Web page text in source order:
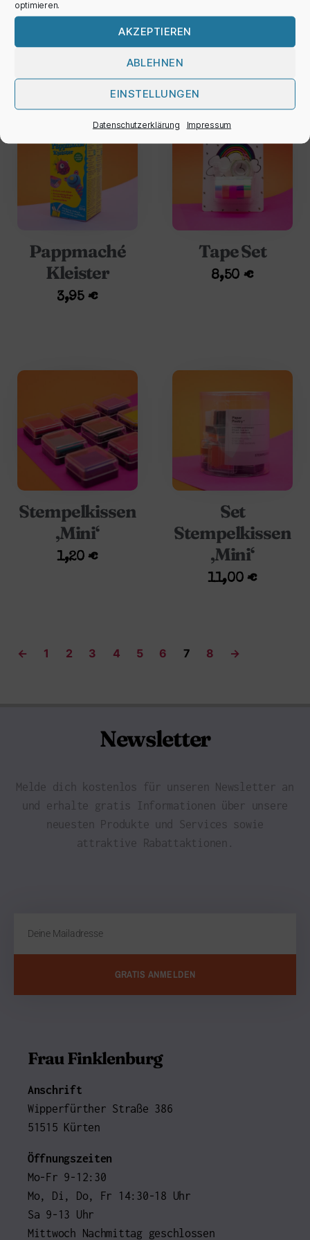
optimieren.
AKZEPTIEREN
ABLEHNEN
EINSTELLUNGEN
Datenschutzerklärung Impressum
3,50€
polar bear‘
Pappmaché
Kleister
3,95€
Tape Set
8,50 €
Stempelkissen
‚Mini‘
1,20€
Set
Stempelkissen
‚Mini‘
11,00€
← 1 2 3 4 5 6 7 8 →
Newsletter
Melde dich kostenlos für unseren Newsletter an
und erhalte gratis Informationen über unsere
neuesten Produkte und Services sowie
attraktive Rabattaktionen.
GRATIS ANMELDEN
Frau Finklenburg
Anschrift
Wipperfürther Straße 386
51515 Kürten
Öffnungszeiten
Mo-Fr 9-12:30
Mo, Di, Do, Fr 14:30-18 Uhr
Sa 9-13 Uhr
Mittwoch Nachmittag geschlossen